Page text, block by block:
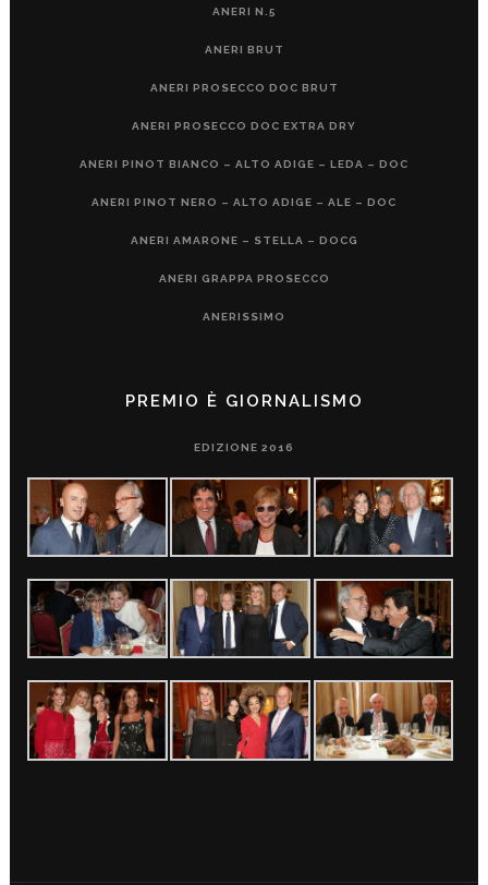
ANERI N.5
ANERI BRUT
ANERI PROSECCO DOC BRUT
ANERI PROSECCO DOC EXTRA DRY
ANERI PINOT BIANCO – ALTO ADIGE – LEDA – DOC
ANERI PINOT NERO – ALTO ADIGE – ALE – DOC
ANERI AMARONE – STELLA – DOCG
ANERI GRAPPA PROSECCO
ANERISSIMO
PREMIO È GIORNALISMO
EDIZIONE 2016